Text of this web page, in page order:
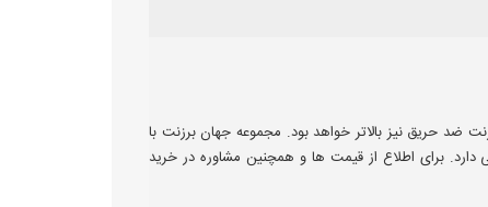
ضد حریق نیز بالاتر خواهد بود. مجموعه جهان برزنت با
برای اطلاع از قیمت ها و همچنین مشاوره در خرید